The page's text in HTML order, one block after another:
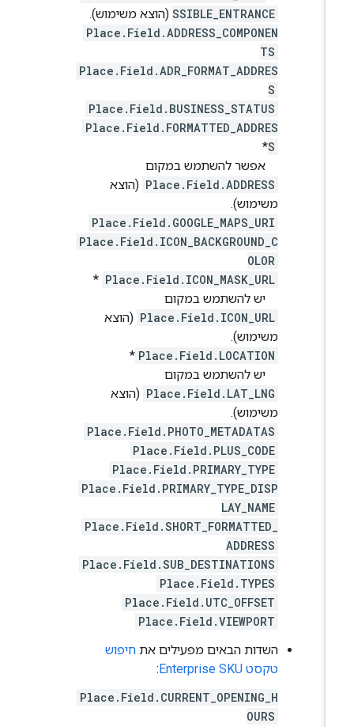
SSIBLE_ENTRANCE(הוצא משימוש).
Place.Field.ADDRESS_COMPONEN
Place.Field.ADR_FORMAT_ADDRES
Place.Field.BUSINESS_STATUS
Place.Field.FORMATTED_ADDRES
אפשר להשתמש במקום
Place.Field.ADDRESS (הוצא
משימוש).
Place.Field.GOOGLE_MAPS_URI
Place.Field.ICON_BACKGROUND_C
OLOR
Place.Field.ICON_MASK_URL
*
יש להשתמש במקום
Place.Field.ICON_URL (הוצא
משימוש).
Place.Field.LOCATION
*
יש להשתמש במקום
Place.Field.LAT_LNG (הוצא
משימוש).
Place.Field.PHOTO_METADATAS
Place.Field.PLUS_CODE
Place.Field.PRIMARY_TYPE
Place.Field.PRIMARY_TYPE_DISP
LAY_NAME
Place.Field.SHORT_FORMATTED_
ADDRESS
Place.Field.SUB_DESTINATIONS
Place.Field.TYPES
Place.Field.UTC_OFFSET
Place.Field.VIEWPORT
השדות הבאים מפעילים אתחיפוש
טקסט Enterprise SKU
:
Place.Field.CURRENT_OPENING_H
OURS